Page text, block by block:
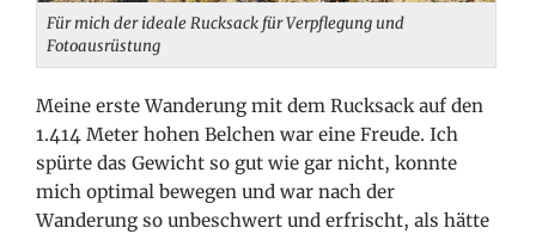
Für mich der ideale Rucksack für Verpflegung und
Fotoausrüstung
Meine erste Wanderung mit dem Rucksack auf den
1.414 Meter hohen Belchen war eine Freude. Ich
spürte das Gewicht so gut wie gar nicht, konnte
mich optimal bewegen und war nach der
Wanderung so unbeschwert und erfrischt, als hätte